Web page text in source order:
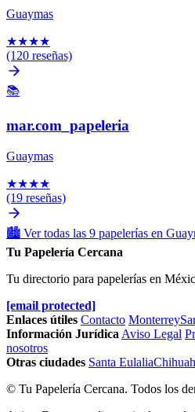
Guaymas
★★★★
(120 reseñas)
📚
mar.com_papeleria
Guaymas
★★★★
(19 reseñas)
🏙️ Ver todas las 9 papelerías en
Tu Papelería Cercana
Tu directorio para papelerías en
[email protected]
Enlaces útiles Contacto Monterrey
Información Jurídica Aviso Legal
nosotros
Otras ciudades Santa Eulalia
© Tu Papelería Cercana. Todos los